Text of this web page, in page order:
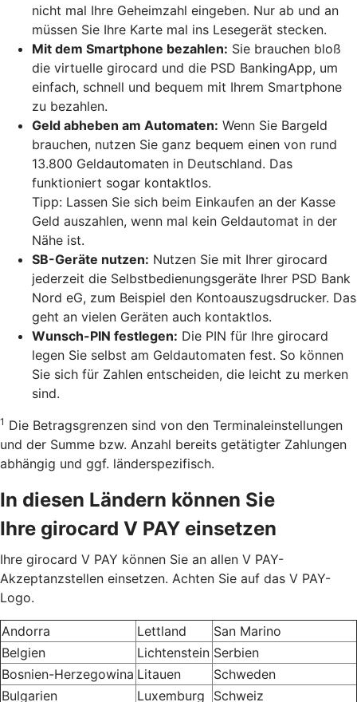
nicht mal Ihre Geheimzahl eingeben. Nur ab und an
müssen Sie Ihre Karte mal ins Lesegerät stecken.
Mit dem Smartphone bezahlen: Sie brauchen bloß
die virtuelle girocard und die PSD BankingApp, um
einfach, schnell und bequem mit Ihrem Smartphone
zu bezahlen.
Geld abheben am Automaten: Wenn Sie Bargeld
brauchen, nutzen Sie ganz bequem einen von rund
13.800 Geldautomaten in Deutschland. Das
funktioniert sogar kontaktlos.
Tipp: Lassen Sie sich beim Einkaufen an der Kasse
Geld auszahlen, wenn mal kein Geldautomat in der
Nähe ist.
SB-Geräte nutzen: Nutzen Sie mit Ihrer girocard
jederzeit die Selbstbedienungsgeräte Ihrer PSD Bank
Nord eG, zum Beispiel den Kontoauszugsdrucker. Das
geht an vielen Geräten auch kontaktlos.
Wunsch-PIN festlegen: Die PIN für Ihre girocard
legen Sie selbst am Geldautomaten fest. So können
Sie sich für Zahlen entscheiden, die leicht zu merken
sind.
1 Die Betragsgrenzen sind von den Terminaleinstellungen
und der Summe bzw. Anzahl bereits getätigter Zahlungen
abhängig und ggf. länderspezifisch.
In diesen Ländern können Sie
Ihre girocard V PAY einsetzen
Ihre girocard V PAY können Sie an allen V PAY-
Akzeptanzstellen einsetzen. Achten Sie auf das V PAY-
Logo.
Andorra Lettland
San Marino
Belgien
Lichtenstein Serbien
Bosnien-Herzegowina Litauen
Schweden
Bulgarien
Luxemburg
Schweiz